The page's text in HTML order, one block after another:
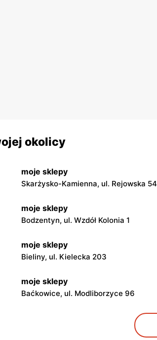
okolicy
moje sklepy
Skarżysko-Kamienna, ul. Rejowska 54
moje sklepy
Bodzentyn, ul. Wzdół Kolonia 1
moje sklepy
Bieliny, ul. Kielecka 203
moje sklepy
Baćkowice, ul. Modliborzyce 96